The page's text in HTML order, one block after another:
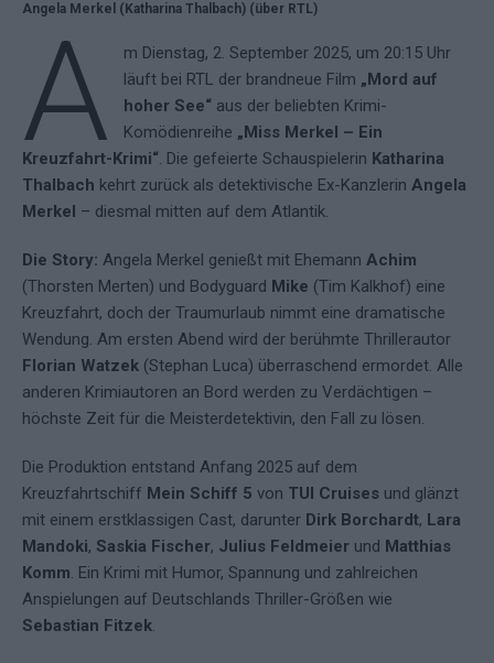
Angela Merkel (Katharina Thalbach) (über RTL)
A
m Dienstag, 2. September 2025, um 20:15 Uhr
läuft bei RTL der brandneue Film „Mord auf
hoher See“ aus der beliebten Krimi-
Komödienreihe „Miss Merkel – Ein
Kreuzfahrt-Krimi“. Die gefeierte Schauspielerin Katharina
Thalbach kehrt zurück als detektivische Ex-Kanzlerin Angela
Merkel – diesmal mitten auf dem Atlantik.
Die Story: Angela Merkel genießt mit Ehemann Achim
(Thorsten Merten) und Bodyguard Mike (Tim Kalkhof) eine
Kreuzfahrt, doch der Traumurlaub nimmt eine dramatische
Wendung. Am ersten Abend wird der berühmte Thrillerautor
Florian Watzek (Stephan Luca) überraschend ermordet. Alle
anderen Krimiautoren an Bord werden zu Verdächtigen –
höchste Zeit für die Meisterdetektivin, den Fall zu lösen.
Die Produktion entstand Anfang 2025 auf dem
Kreuzfahrtschiff Mein Schiff 5 von TUI Cruises und glänzt
mit einem erstklassigen Cast, darunter Dirk Borchardt, Lara
Mandoki, Saskia Fischer, Julius Feldmeier und Matthias
Komm. Ein Krimi mit Humor, Spannung und zahlreichen
Anspielungen auf Deutschlands Thriller-Größen wie
Sebastian Fitzek.